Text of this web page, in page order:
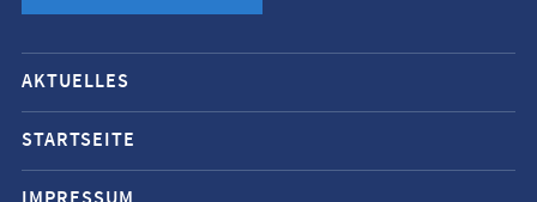
Mobile-
Service-
Navigation
und
AKTUELLES
STARTSEITE